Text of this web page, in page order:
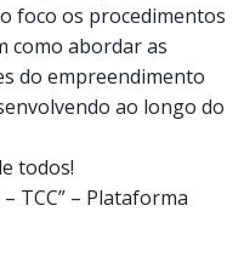
foco os procedimentos
como abordar as
do empreendimento
ao longo do
todos!
TCC” – Plataforma